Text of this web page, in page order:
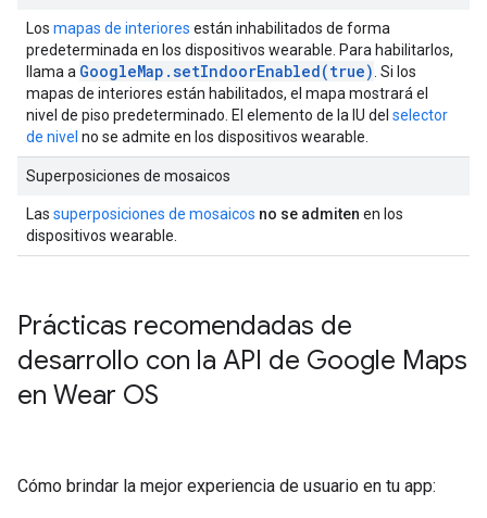
Los mapas de interiores están inhabilitados de forma
predeterminada en los dispositivos wearable. Para habilitarlos,
llama a GoogleMap.setIndoorEnabled(true) . Si los
mapas de interiores están habilitados, el mapa mostrará el
nivel de piso predeterminado. El elemento de la IU del selector
de nivel no se admite en los dispositivos wearable.
Superposiciones de mosaicos
Las superposiciones de mosaicos no se admiten en los
dispositivos wearable.
Prácticas recomendadas de
desarrollo con la API de Google Maps
en Wear OS
Cómo brindar la mejor experiencia de usuario en tu app: